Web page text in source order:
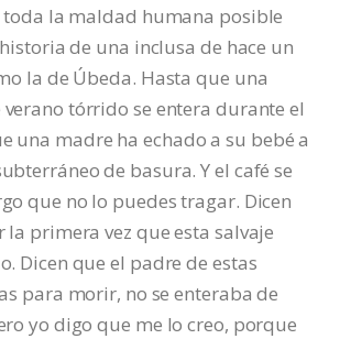
toda la maldad humana posible
de una inclusa de hace un
la de Úbeda. Hasta que una
verano tórrido se entera durante el
una madre ha echado a su bebé a
de basura. Y el café se
que no lo puedes tragar. Dicen
la primera vez que esta salvaje
Dicen que el padre de estas
para morir, no se enteraba de
yo digo que me lo creo, porque